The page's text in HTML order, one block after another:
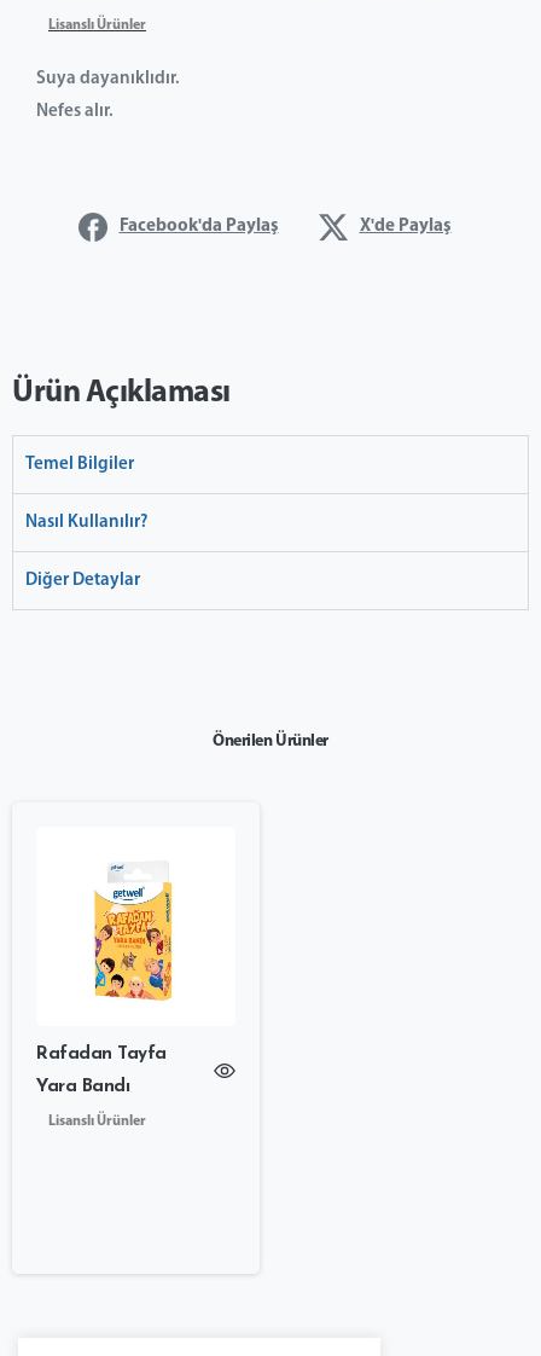
Lisanslı Ürünler
Suya dayanıklıdır.
Nefes alır.
Facebook'da Paylaş X'de Paylaş
Ürün Açıklaması
Temel Bilgiler
Nasıl Kullanılır?
Diğer Detaylar
Önerilen Ürünler
Rafadan Tayfa
Yara Bandı
Lisanslı Ürünler